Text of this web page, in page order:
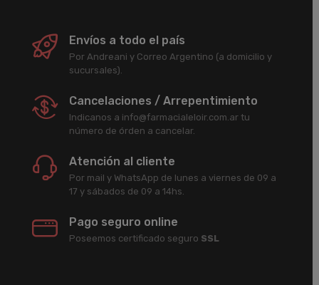
Envíos a todo el país
Por Andreani y Correo Argentino (a domicilio y
sucursales).
Cancelaciones / Arrepentimiento
Indicanos a info@farmacialeloir.com.ar tu
número de órden a cancelar.
Atención al cliente
Por mail y WhatsApp de lunes a viernes de 09 a
17 y sábados de 09 a 14hs.
Pago seguro online
Poseemos certificado seguro SSL